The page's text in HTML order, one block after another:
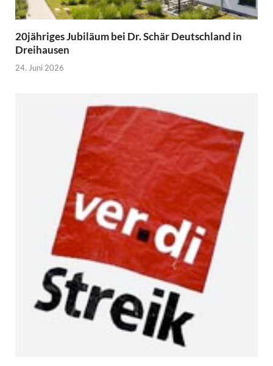
20jähriges Jubiläum bei Dr. Schär Deutschland in
Dreihausen
24. Juni 2026